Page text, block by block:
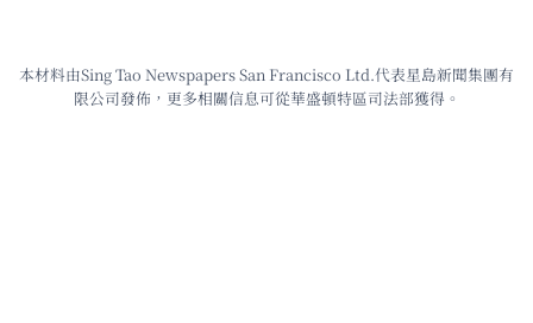
本材料由Sing Tao Newspapers San Francisco Ltd.代表星島新聞集團有
限公司發佈，更多相關信息可從華盛頓特區司法部獲得。